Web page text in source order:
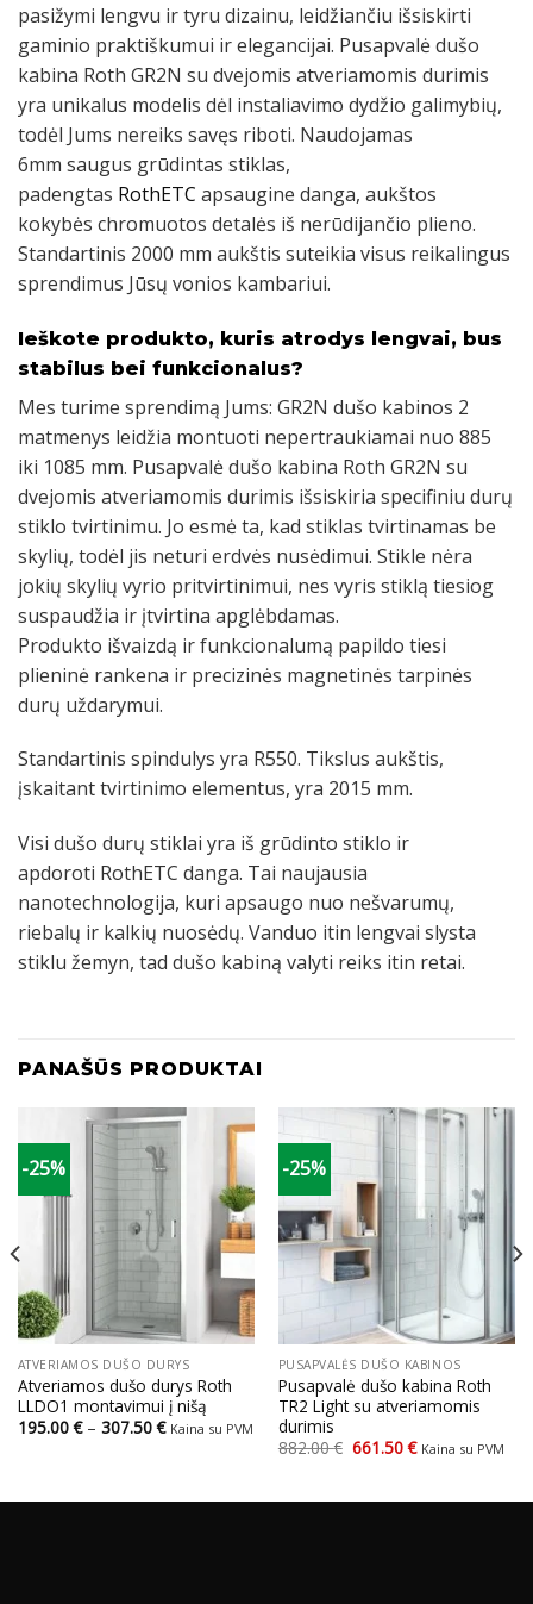
pasižymi lengvu ir tyru dizainu, leidžiančiu išsiskirti
gaminio praktiškumui ir elegancijai. Pusapvalė dušo
kabina Roth GR2N su dvejomis atveriamomis durimis
yra unikalus modelis dėl instaliavimo dydžio galimybių,
todėl Jums nereiks savęs riboti. Naudojamas
6mm saugus grūdintas stiklas,
padengtas RothETC apsaugine danga, aukštos
kokybės chromuotos detalės iš nerūdijančio plieno.
Standartinis 2000 mm aukštis suteikia visus reikalingus
sprendimus Jūsų vonios kambariui.
Ieškote produkto, kuris atrodys lengvai, bus
stabilus bei funkcionalus?
Mes turime sprendimą Jums: GR2N dušo kabinos 2
matmenys leidžia montuoti nepertraukiamai nuo 885
iki 1085 mm. Pusapvalė dušo kabina Roth GR2N su
dvejomis atveriamomis durimis išsiskiria specifiniu durų
stiklo tvirtinimu. Jo esmė ta, kad stiklas tvirtinamas be
skylių, todėl jis neturi erdvės nusėdimui. Stikle nėra
jokių skylių vyrio pritvirtinimui, nes vyris stiklą tiesiog
suspaudžia ir įtvirtina apglėbdamas.
Produkto išvaizdą ir funkcionalumą papildo tiesi
plieninė rankena ir precizinės magnetinės tarpinės
durų uždarymui.
Standartinis spindulys yra R550. Tikslus aukštis,
įskaitant tvirtinimo elementus, yra 2015 mm.
Visi dušo durų stiklai yra iš grūdinto stiklo ir
apdoroti RothETC danga. Tai naujausia
nanotechnologija, kuri apsaugo nuo nešvarumų,
riebalų ir kalkių nuosėdų. Vanduo itin lengvai slysta
stiklu žemyn, tad dušo kabiną valyti reiks itin retai.
PANAŠŪS PRODUKTAI
-25%
ATVERIAMOS DUŠO DURYS
Atveriamos dušo durys Roth
LLDO1 montavimui į nišą
195.00€ – 307.50€Price
range:
Kaina su PVM
-25%
PUSAPVALĖS DUŠO KABINOS
Pusapvalė dušo kabina Roth
TR2 Light su atveriamomis
durimis
882.00€ Original
price
661.50€Current
price
Kaina su PVM